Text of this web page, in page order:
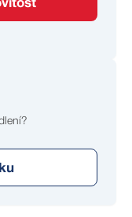
o pocitu
mne